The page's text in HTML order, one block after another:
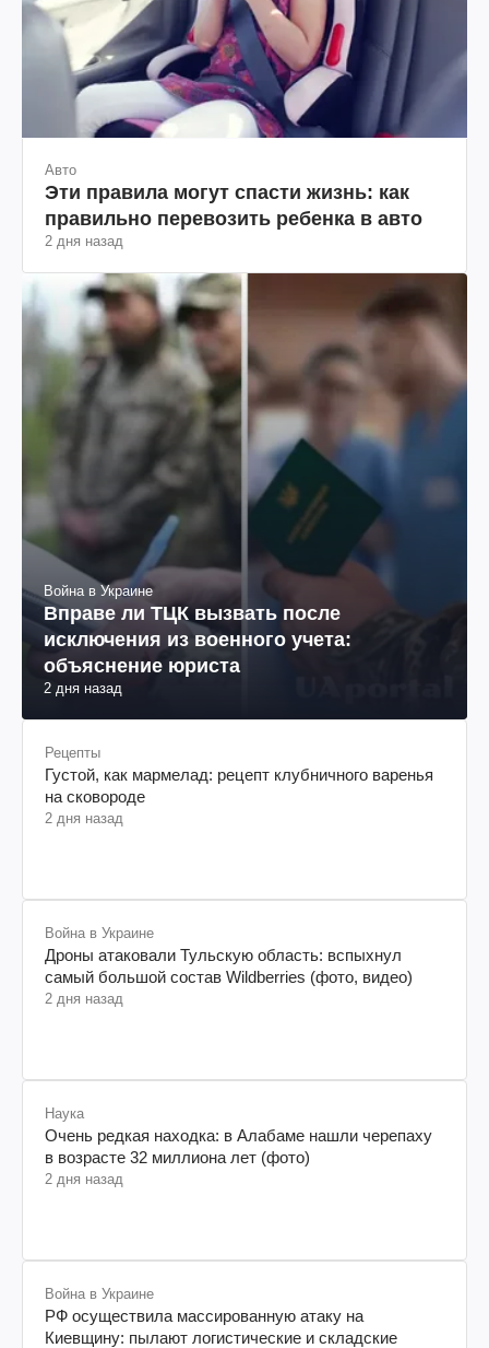
Авто
Эти правила могут спасти жизнь: как
правильно перевозить ребенка в авто
2 дня назад
Война в Украине
Вправе ли ТЦК вызвать после
исключения из военного учета:
объяснение юриста
2 дня назад
Рецепты
Густой, как мармелад: рецепт клубничного варенья
на сковороде
2 дня назад
Война в Украине
Дроны атаковали Тульскую область: вспыхнул
самый большой состав Wildberries (фото, видео)
2 дня назад
Наука
Очень редкая находка: в Алабаме нашли черепаху
в возрасте 32 миллиона лет (фото)
2 дня назад
Война в Украине
РФ осуществила массированную атаку на
Киевщину: пылают логистические и складские